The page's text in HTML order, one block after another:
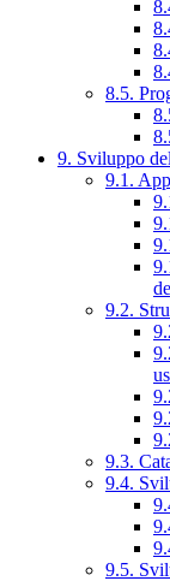
8.5.
9. Sviluppo
9.1.
9.2.
9.3.
9.4.
9.5.